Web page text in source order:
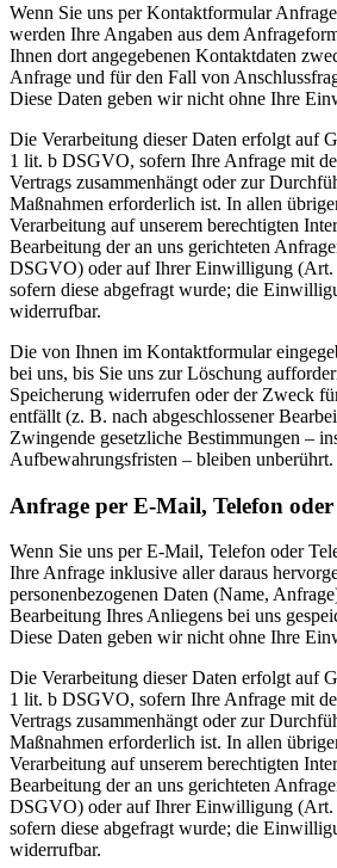
Wenn Sie uns per Kontaktformular
werden Ihre Angaben aus dem
Ihnen dort angegebenen Kontaktdaten
Anfrage und für den Fall von
Diese Daten geben wir nicht ohne Ihre
Die Verarbeitung dieser Daten erfolgt auf
1 lit. b DSGVO, sofern Ihre Anfrage mit
Vertrags zusammenhängt oder zur
Maßnahmen erforderlich ist. In allen
Verarbeitung auf unserem berechtigten
Bearbeitung der an uns gerichteten
DSGVO) oder auf Ihrer Einwilligung
sofern diese abgefragt wurde; die
widerrufbar.
Die von Ihnen im Kontaktformular
bei uns, bis Sie uns zur Löschung
Speicherung widerrufen oder der Zweck
entfällt (z. B. nach abgeschlossener
Zwingende gesetzliche Bestimmungen –
Aufbewahrungsfristen – bleiben unberührt.
Anfrage per E-Mail, Telefon oder
Wenn Sie uns per E-Mail, Telefon oder
Ihre Anfrage inklusive aller daraus
personenbezogenen Daten (Name,
Bearbeitung Ihres Anliegens bei uns
Diese Daten geben wir nicht ohne Ihre
Die Verarbeitung dieser Daten erfolgt auf
1 lit. b DSGVO, sofern Ihre Anfrage mit
Vertrags zusammenhängt oder zur
Maßnahmen erforderlich ist. In allen
Verarbeitung auf unserem berechtigten
Bearbeitung der an uns gerichteten
DSGVO) oder auf Ihrer Einwilligung
sofern diese abgefragt wurde; die
widerrufbar.